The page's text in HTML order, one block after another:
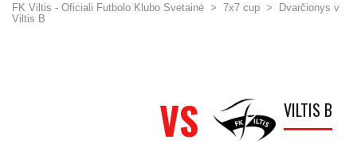
FK Viltis - Oficiali Futbolo Klubo Svetainė > 7x7 cup >
Dvarčionys v
Viltis B
VS VILTIS B